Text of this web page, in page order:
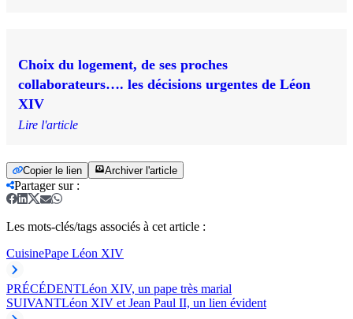
Choix du logement, de ses proches
collaborateurs…. les décisions urgentes de Léon
XIV
Lire l'article
Copier le lien Archiver l'article
Partager sur:
Les mots-clés/tags associés à cet article :
CuisinePape Léon XIV
PRÉCÉDENTLéon XIV, un pape très marial
SUIVANTLéon XIV et Jean Paul II, un lien évident